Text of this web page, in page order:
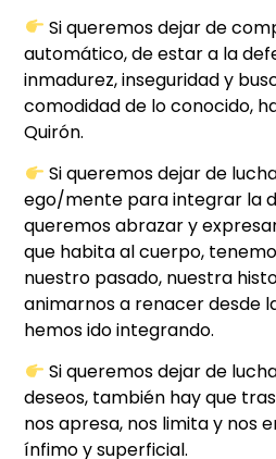
Si queremos dejar de
automático, de estar a la
inmadurez, inseguridad y
comodidad de lo conocido,
Quirón.
Si queremos dejar de
ego/mente para integrar la
queremos abrazar y
que habita al cuerpo,
nuestro pasado, nuestra
animarnos a renacer desde
hemos ido integrando.
Si queremos dejar de
deseos, también hay que
nos apresa, nos limita y nos
ínfimo y superficial.